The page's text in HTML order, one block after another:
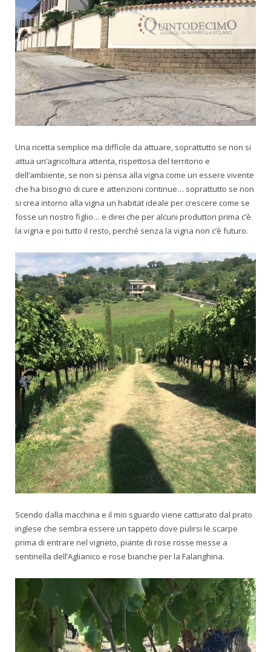
Una ricetta semplice ma difficile da attuare, soprattutto se non si
attua un’agricoltura attenta, rispettosa del territorio e
dell’ambiente, se non si pensa alla vigna come un essere vivente
che ha bisogno di cure e attenzioni continue… soprattutto se non
si crea intorno alla vigna un habitat ideale per crescere come se
fosse un nostro figlio… e direi che per alcuni produttori prima c’è
la vigna e poi tutto il resto, perché senza la vigna non c’è futuro.
Scendo dalla macchina e il mio sguardo viene catturato dal prato
inglese che sembra essere un tappeto dove pulirsi le scarpe
prima di entrare nel vigneto, piante di rose rosse messe a
sentinella dell’Aglianico e rose bianche per la Falanghina.